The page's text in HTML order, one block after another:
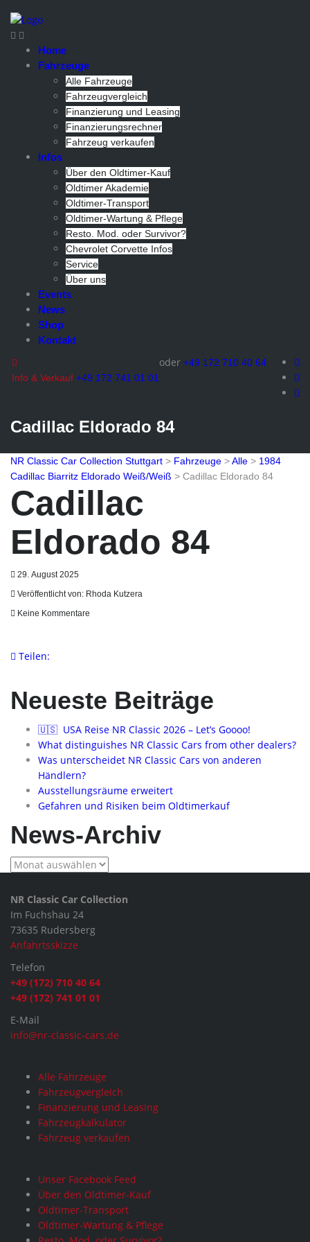
Home
Fahrzeuge
Alle Fahrzeuge
Fahrzeugvergleich
Finanzierung und Leasing
Finanzierungsrechner
Fahrzeug verkaufen
Infos
Über den Oldtimer-Kauf
Oldtimer Akademie
Oldtimer-Transport
Oldtimer-Wartung & Pflege
Resto. Mod. oder Survivor?
Chevrolet Corvette Infos
Service
Über uns
Events
News
Shop
Kontakt
oder +49 172 710 40 64
Info & Verkauf +49 172 741 01 01
Cadillac Eldorado 84
NR Classic Car Collection Stuttgart > Fahrzeuge >Alle > 1984
Cadillac Biarritz Eldorado Weiß/Weiß > Cadillac Eldorado 84
Cadillac
Eldorado 84
29. August 2025
Veröffentlicht von: Rhoda Kutzera
Keine Kommentare
Teilen:
Neueste Beiträge
🇺🇸 USA Reise NR Classic 2026 – Let’s Goooo!
What distinguishes NR Classic Cars from other dealers?
Was unterscheidet NR Classic Cars von anderen
Händlern?
Ausstellungsräume erweitert
Gefahren und Risiken beim Oldtimerkauf
News-Archiv
News-
NR Classic Car Collection
Im Fuchshau 24
73635 Rudersberg
Anfahrtsskizze
Telefon
+49 (172) 710 40 64
+49 (172) 741 01 01
E-Mail
info@nr-classic-cars.de
Alle Fahrzeuge
Fahrzeugvergleich
Finanzierung und Leasing
Fahrzeugkalkulator
Fahrzeug verkaufen
Unser Facebook Feed
Über den Oldtimer-Kauf
Oldtimer-Transport
Oldtimer-Wartung & Pflege